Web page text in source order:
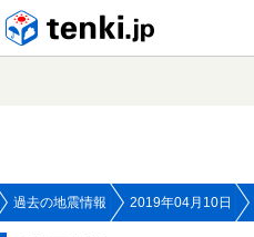
過去の地震情報 2019年04月10日